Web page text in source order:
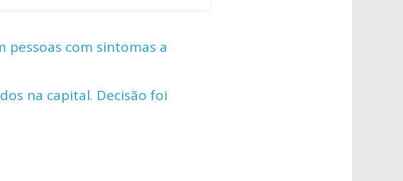
pessoas com sintomas a
na capital. Decisão foi